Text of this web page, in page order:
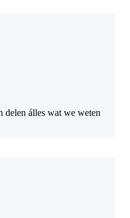
delen álles wat we weten